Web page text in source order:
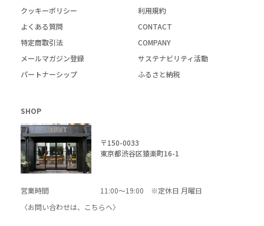
クッキーポリシー
利用規約
よくある質問
CONTACT
特定商取引法
COMPANY
メールマガジン登録
サステナビリティ活動
パートナーシップ
ふるさと納税
SHOP
〒150-0033
東京都渋谷区猿楽町16-1
営業時間
11:00～19:00 ※定休日 月曜日
〈お問い合わせは、
こちらへ〉